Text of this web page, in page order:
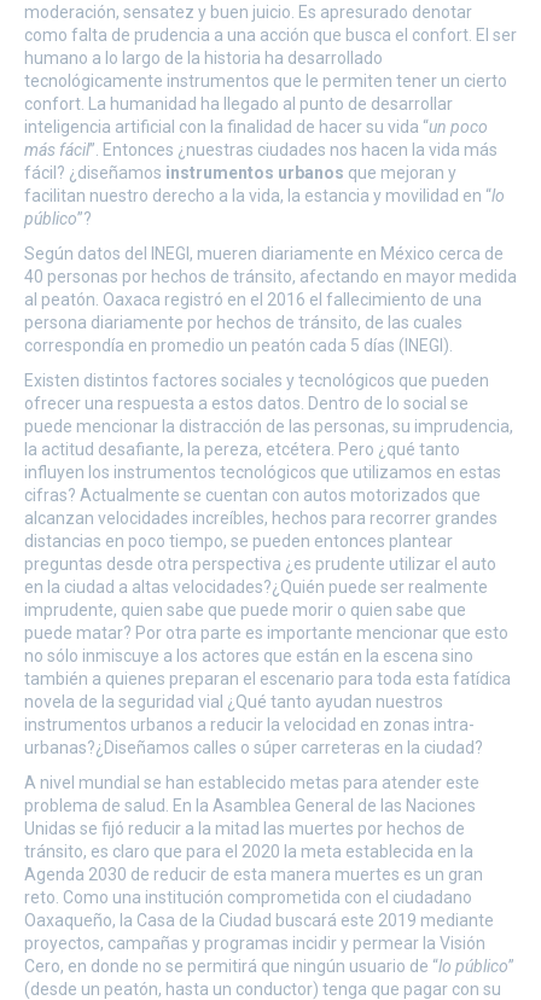
moderación, sensatez y buen juicio. Es apresurado denotar
como falta de prudencia a una acción que busca el confort. El ser
humano a lo largo de la historia ha desarrollado
tecnológicamente instrumentos que le permiten tener un cierto
confort. La humanidad ha llegado al punto de desarrollar
inteligencia artificial con la finalidad de hacer su vida “un poco
más fácil”. Entonces ¿nuestras ciudades nos hacen la vida más
fácil? ¿diseñamos instrumentos urbanos que mejoran y
facilitan nuestro derecho a la vida, la estancia y movilidad en “lo
público”?
Según datos del INEGI, mueren diariamente en México cerca de
40 personas por hechos de tránsito, afectando en mayor medida
al peatón. Oaxaca registró en el 2016 el fallecimiento de una
persona diariamente por hechos de tránsito, de las cuales
correspondía en promedio un peatón cada 5 días (INEGI).
Existen distintos factores sociales y tecnológicos que pueden
ofrecer una respuesta a estos datos. Dentro de lo social se
puede mencionar la distracción de las personas, su imprudencia,
la actitud desafiante, la pereza, etcétera. Pero ¿qué tanto
influyen los instrumentos tecnológicos que utilizamos en estas
cifras? Actualmente se cuentan con autos motorizados que
alcanzan velocidades increíbles, hechos para recorrer grandes
distancias en poco tiempo, se pueden entonces plantear
preguntas desde otra perspectiva ¿es prudente utilizar el auto
en la ciudad a altas velocidades?¿Quién puede ser realmente
imprudente, quien sabe que puede morir o quien sabe que
puede matar? Por otra parte es importante mencionar que esto
no sólo inmiscuye a los actores que están en la escena sino
también a quienes preparan el escenario para toda esta fatídica
novela de la seguridad vial ¿Qué tanto ayudan nuestros
instrumentos urbanos a reducir la velocidad en zonas intra-
urbanas?¿Diseñamos calles o súper carreteras en la ciudad?
A nivel mundial se han establecido metas para atender este
problema de salud. En la Asamblea General de las Naciones
Unidas se fijó reducir a la mitad las muertes por hechos de
tránsito, es claro que para el 2020 la meta establecida en la
Agenda 2030 de reducir de esta manera muertes es un gran
reto. Como una institución comprometida con el ciudadano
Oaxaqueño, la Casa de la Ciudad buscará este 2019 mediante
proyectos, campañas y programas incidir y permear la Visión
Cero, en donde no se permitirá que ningún usuario de “lo público”
(desde un peatón, hasta un conductor) tenga que pagar con su